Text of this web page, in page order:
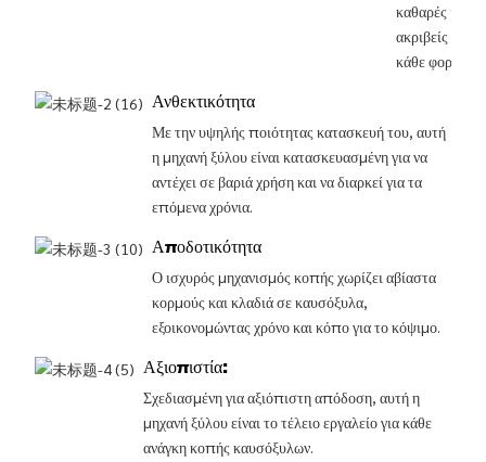
καθαρές και
ακριβείς
κάθε φορά.
Ανθεκτικότητα
Με την υψηλής ποιότητας κατασκευή του, αυτή
η μηχανή ξύλου είναι κατασκευασμένη για να
αντέχει σε βαριά χρήση και να διαρκεί για τα
επόμενα χρόνια.
Αποδοτικότητα
Ο ισχυρός μηχανισμός κοπής χωρίζει αβίαστα
κορμούς και κλαδιά σε καυσόξυλα,
εξοικονομώντας χρόνο και κόπο για το κόψιμο.
Αξιοπιστία:
Σχεδιασμένη για αξιόπιστη απόδοση, αυτή η
μηχανή ξύλου είναι το τέλειο εργαλείο για κάθε
ανάγκη κοπής καυσόξυλων.